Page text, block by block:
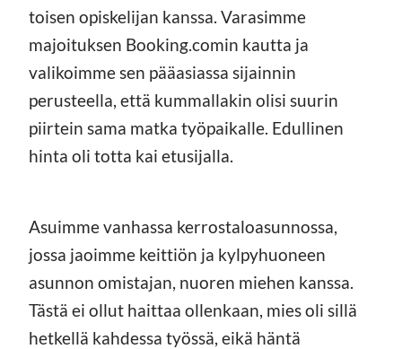
toisen opiskelijan kanssa. Varasimme
majoituksen Booking.comin kautta ja
valikoimme sen pääasiassa sijainnin
perusteella, että kummallakin olisi suurin
piirtein sama matka työpaikalle. Edullinen
hinta oli totta kai etusijalla.
Asuimme vanhassa kerrostaloasunnossa,
jossa jaoimme keittiön ja kylpyhuoneen
asunnon omistajan, nuoren miehen kanssa.
Tästä ei ollut haittaa ollenkaan, mies oli sillä
hetkellä kahdessa työssä, eikä häntä